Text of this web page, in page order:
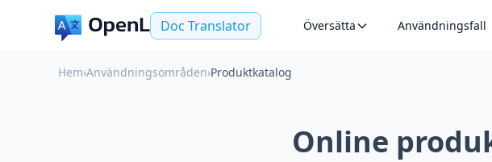
Doc Translator Översätta Användningsfall
Hem›Användningsområden›Produktkatalog
Online